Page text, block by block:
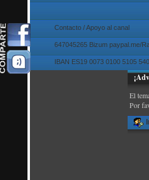
Contacto / Apoyo al canal
647045265 Bizum paypal.me/
IBAN ES19 0073 0100 5105
El
Por